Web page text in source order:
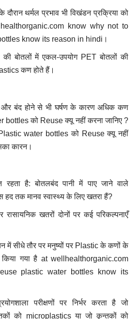
थर्मल प्रभाव भी विखंडन प्रक्रिया को
know why not to
know its reason in hindi।
की बोतलों में एकल-उपयोग PET बोतलों की
कण होते हैं।
और बंद होने से भी घर्षण के कारण अधिक कण
को Reuse क्यू नहीं करना जानिए ?
water bottles को Reuse क्यू नहीं
कारन।
रहता है: बोतलबंद पानी में पाए जाने वाले
तक मानव स्वास्थ्य के लिए खतरा हैं?
खतरों दोनों पर कई परिकल्पनाएँ
में सीधे तौर पर मनुष्यों पर Plastic के कणों के
किया गया है at wellhealthorganic.com
plastic water bottles know its
परीक्षणों पर निर्भर करता है जो
को microplastics या जो कृन्तकों को